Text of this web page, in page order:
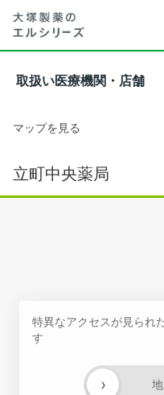
取扱い医療機関・店舗
マップを見る
立町中央薬局
特異なアクセスが見られ
す
›